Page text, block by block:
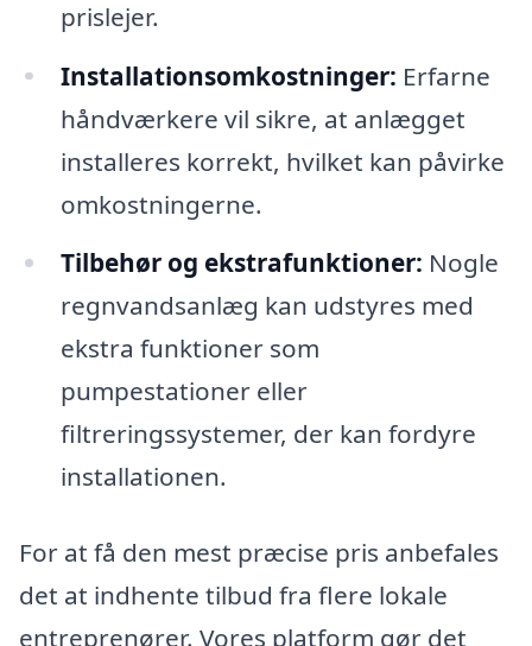
prislejer.
Installationsomkostninger: Erfarne
håndværkere vil sikre, at anlægget
installeres korrekt, hvilket kan påvirke
omkostningerne.
Tilbehør og ekstrafunktioner: Nogle
regnvandsanlæg kan udstyres med
ekstra funktioner som
pumpestationer eller
filtreringssystemer, der kan fordyre
installationen.
For at få den mest præcise pris anbefales
det at indhente tilbud fra flere lokale
entreprenører. Vores platform gør det